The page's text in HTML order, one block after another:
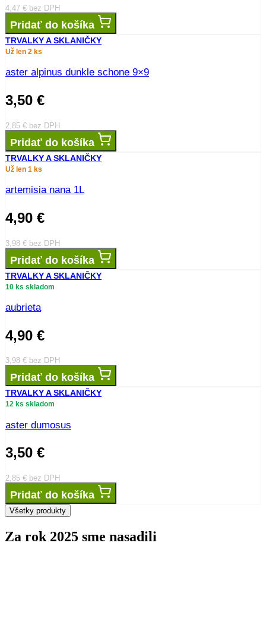
4,47 € bez DPH
Pridať do košíka
TRVALKY A SKLANIČKY
Už len 2 ks
aster alpinus dunkle schone 9×9
3,50 €
2,85 € bez DPH
Pridať do košíka
TRVALKY A SKLANIČKY
Už len 1 ks
artemisia nana 1L
4,90 €
3,98 € bez DPH
Pridať do košíka
TRVALKY A SKLANIČKY
10 ks skladom
aubrieta
4,90 €
3,98 € bez DPH
Pridať do košíka
TRVALKY A SKLANIČKY
12 ks skladom
aster dumosus
3,50 €
2,85 € bez DPH
Pridať do košíka
Všetky produkty
Za rok 2025 sme nasadili